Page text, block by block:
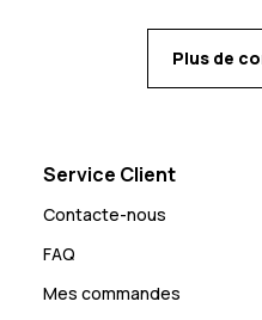
Plus de
Service Client
Contacte-nous
FAQ
Mes commandes